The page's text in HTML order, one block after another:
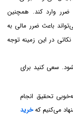
ضرر وارد کند. همچنین
باعث ضرر مالی به
در این زمینه توجه
سعی کنید برای
تحقیق انجام
می‌کنیم کهخرید